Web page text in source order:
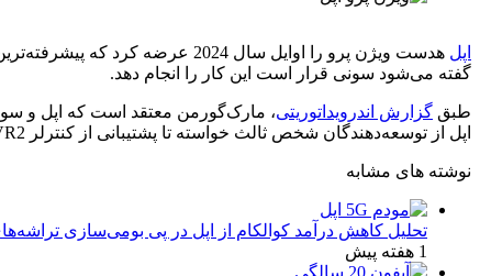
اپل
گفته می‌شود سونی قرار است این کار را انجام دهد.
طبق گزارش اندرویداتوریتی
اپل از توسعه‌دهندگان شخص ثالث خواسته تا پشتیبانی از کنترلر PSVR2 را به بازی‌های خود اضافه کنند.
نوشته های مشابه
تحلیل کاهش درآمد کوالکام از اپل در پی بومی‌سازی
1 هفته پیش